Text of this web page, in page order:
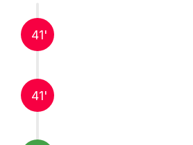
41'
41'